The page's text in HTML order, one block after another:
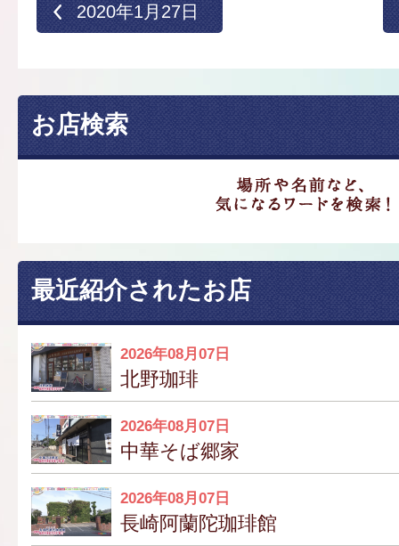
2020年1月27日
お店検索
最近紹介されたお店
2026年08月07日
北野珈琲
2026年08月07日
中華そば郷家
2026年08月07日
長崎阿蘭陀珈琲館